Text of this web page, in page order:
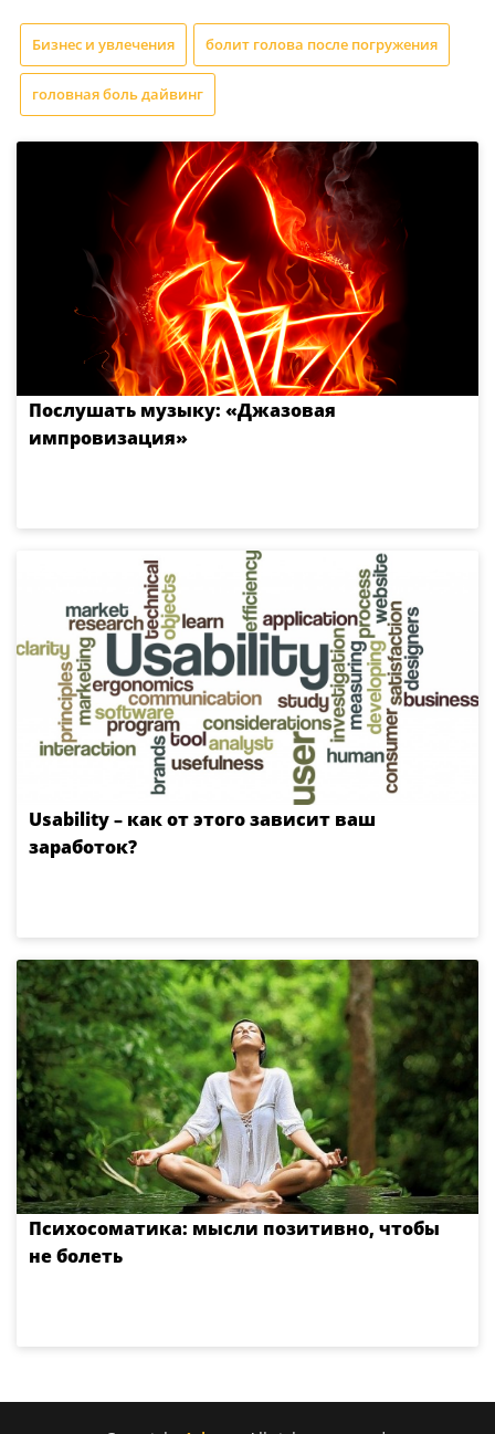
Бизнес и увлечения болит голова после погружения
головная боль дайвинг
Послушать музыку: «Джазовая
импровизация»
Usability – как от этого зависит ваш
заработок?
Психосоматика: мысли позитивно, чтобы
не болеть